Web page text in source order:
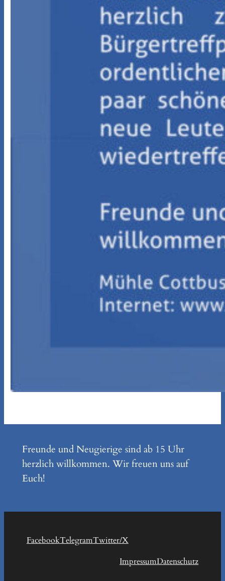
Freunde und Neugierige sind ab 15 Uhr
herzlich willkommen. Wir freuen uns auf
Euch!
FacebookTelegramTwitter/X
ImpressumDatenschutz